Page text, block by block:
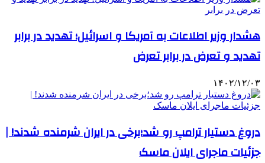
هشدار وزیر اطلاعات به آمریکا و اسرائیل؛ تهدید در برابر
تهدید و تعرض در برابر تعرض
۱۴۰۲/۱۲/۰۳
دروغ دستیار ترامپ رو شد؛برخی در ایران شرمنده شدند! |
جزئیات ماجرای ایلان ماسک